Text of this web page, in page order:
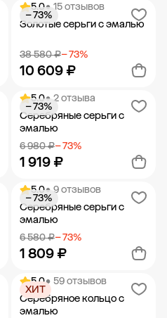
Добавить в корзину
5.0• 15 отзывов
Золотые серьги с эмалью
38 580 ₽− 73%
10 609 ₽
− 73%
Добавить в корзину
5.0• 2 отзыва
Серебряные серьги с
эмалью
6 980 ₽− 73%
1 919 ₽
− 73%
Добавить в корзину
5.0• 9 отзывов
Серебряные серьги с
эмалью
6 580 ₽− 73%
1 809 ₽
− 73%
Добавить в корзину
5.0• 59 отзывов
Серебряное кольцо с
эмалью
ХИТ